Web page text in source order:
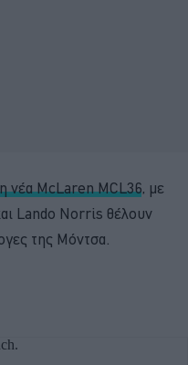
νέα McLaren MCL36, με
Lando Norris θέλουν
της Μόντσα.